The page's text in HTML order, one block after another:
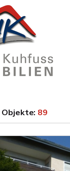
Objekte: 89